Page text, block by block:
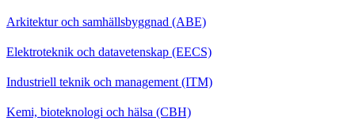
Arkitektur och samhällsbyggnad (ABE)
Elektroteknik och datavetenskap (EECS)
Industriell teknik och management (ITM)
Kemi, bioteknologi och hälsa (CBH)